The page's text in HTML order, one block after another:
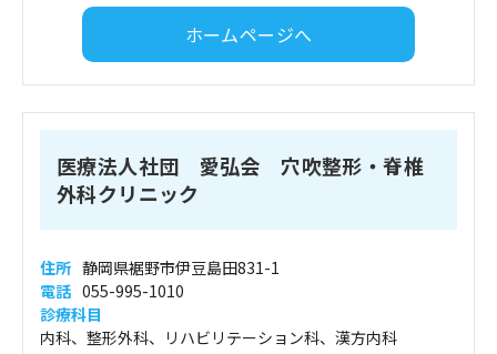
ホームページへ
医療法人社団 愛弘会 穴吹整形・脊椎
外科クリニック
住所 静岡県裾野市伊豆島田831-1
電話 055-995-1010
診療科目
内科、整形外科、リハビリテーション科、漢方内科